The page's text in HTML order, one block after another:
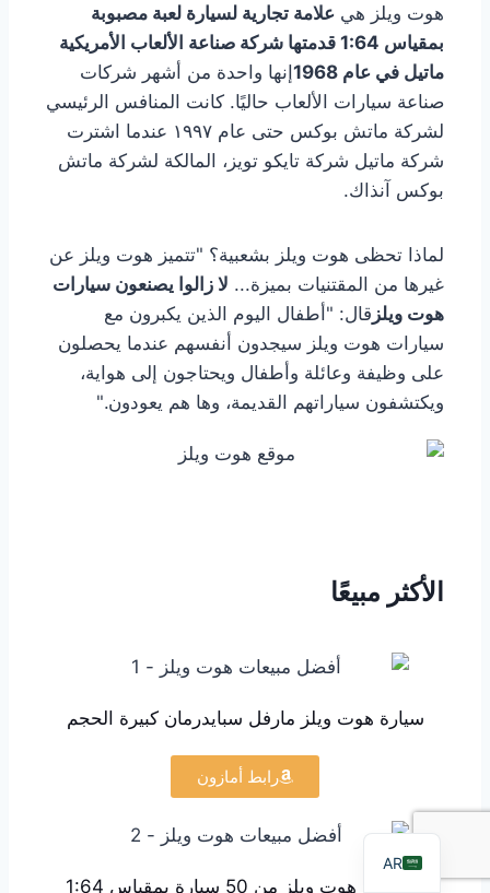
هوت ويلز هي علامة تجارية لسيارة لعبة مصبوبة
بمقياس 1:64 قدمتها شركة صناعة الألعاب الأمريكية
ماتيل في عام 1968
إنها واحدة من أشهر شركات
صناعة سيارات الألعاب حاليًا. كانت المنافس الرئيسي
لشركة ماتش بوكس حتى عام ١٩٩٧ عندما اشترت
شركة ماتيل شركة تايكو تويز، المالكة لشركة ماتش
بوكس آنذاك.
لماذا تحظى هوت ويلز بشعبية؟ "تتميز هوت ويلز عن
غيرها من المقتنيات بميزة... لا زالوا يصنعون سيارات
هوت ويلز قال: "أطفال اليوم الذين يكبرون مع
سيارات هوت ويلز سيجدون أنفسهم عندما يحصلون
على وظيفة وعائلة وأطفال ويحتاجون إلى هواية،
ويكتشفون سياراتهم القديمة، وها هم يعودون."
الأكثر مبيعًا
سيارة هوت ويلز مارفل سبايدرمان كبيرة الحجم
رابط أمازون
مجموعة هوت ويلز من 50 سيارة بمقياس 1:64
AR
EN
RU